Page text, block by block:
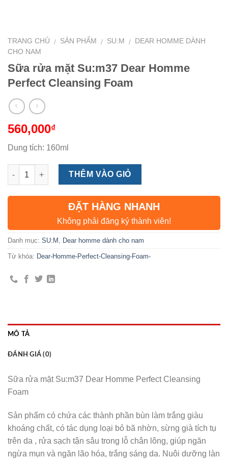
TRANG CHỦ / SẢN PHẨM / SU:M /
DEAR HOMME DÀNH
CHO NAM
Sữa rửa mặt Su:m37 Dear Homme
Perfect Cleansing Foam
560,000₫
Dung tích: 160ml
Số lượng THÊM VÀO GIỎ
ĐẶT HÀNG NHANH
Không phải đăng ký thành viên!
Danh mục: SU:M Dear homme dành cho nam
Từ khóa: Dear-Homme-Perfect-Cleansing-Foam-
MÔ TẢ
ĐÁNH GIÁ (0)
Sữa rửa mặt Su:m37 Dear Homme Perfect Cleansing
Foam
Sản phẩm có chứa các thành phần bùn làm trắng giàu
khoáng chất, có tác dụng loại bỏ bã nhờn, sừng già tích tụ
trên da , rửa sạch tận sâu trong lỗ chân lông, giúp ngăn
ngừa mụn và ngăn lão hóa, trắng sáng da. Nuôi dưỡng làn